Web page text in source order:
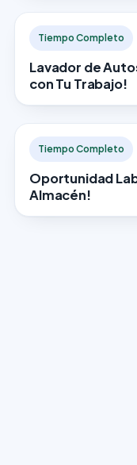
Tiempo Completo
Lavador de
con Tu Trabajo!
Tiempo Completo
Oportunidad
Almacén!